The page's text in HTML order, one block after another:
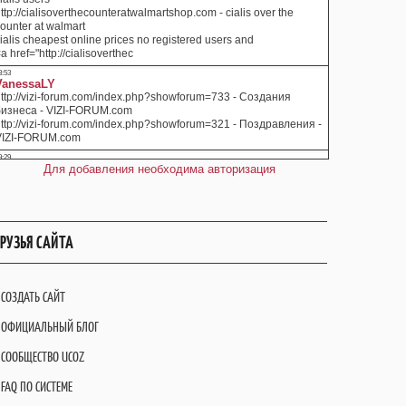
Для добавления необходима авторизация
САЙТА
СОЗДАТЬ САЙТ
ОФИЦИАЛЬНЫЙ БЛОГ
СООБЩЕСТВО UCOZ
FAQ ПО СИСТЕМЕ